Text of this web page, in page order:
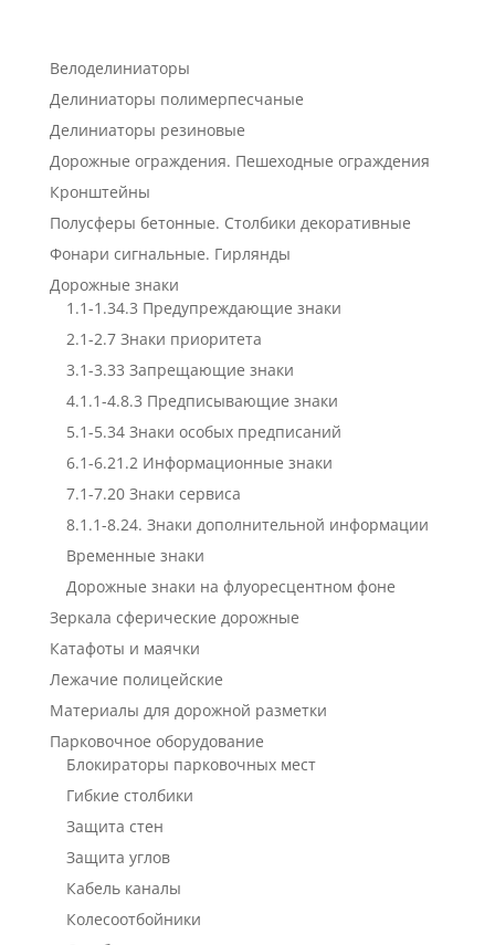
Велоделиниаторы
Делиниаторы полимерпесчаные
Делиниаторы резиновые
Дорожные ограждения. Пешеходные ограждения
Кронштейны
Полусферы бетонные. Столбики декоративные
Фонари сигнальные. Гирлянды
Дорожные знаки
1.1-1.34.3 Предупреждающие знаки
2.1-2.7 Знаки приоритета
3.1-3.33 Запрещающие знаки
4.1.1-4.8.3 Предписывающие знаки
5.1-5.34 Знаки особых предписаний
6.1-6.21.2 Информационные знаки
7.1-7.20 Знаки сервиса
8.1.1-8.24. Знаки дополнительной информации
Временные знаки
Дорожные знаки на флуоресцентном фоне
Зеркала сферические дорожные
Катафоты и маячки
Лежачие полицейские
Материалы для дорожной разметки
Парковочное оборудование
Блокираторы парковочных мест
Гибкие столбики
Защита стен
Защита углов
Кабель каналы
Колесоотбойники